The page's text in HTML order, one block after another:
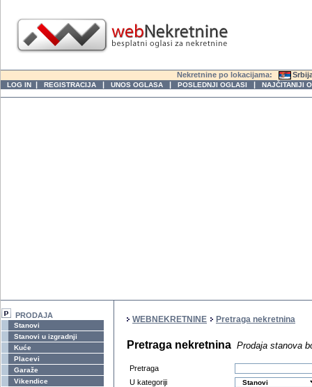
Nekretnine po lokacijama:
LOG IN | REGISTRACIJA | UNOS OGLASA | POSLEDNJI OGLASI | NAJČITANIJI
PRODAJA
Stanovi
Stanovi u izgradnji
Kuće
Placevi
Garaže
Vikendice
WEBNEKRETNINE Pretraga nekretnina
Pretraga nekretnina Prodaja stanova
Pretraga
U kategoriji